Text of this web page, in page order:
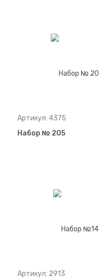
Артикул: 4375
Набор № 205
Артикул: 2913